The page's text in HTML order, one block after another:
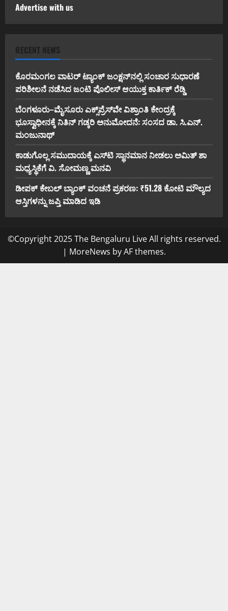
Advertise with us
RECENT NEWS
ಕೊರಮಂಗಲ ವಾಟರ್ ಟ್ಯಾಂಕ್ ಜಂಕ್ಷನ್‌ನಲ್ಲಿ ಸಂಚಾರ ಸುಧಾರಣೆ
ಪರಿಶೀಲನೆ ನಡೆಸಿದ ಜಂಟಿ ಪೊಲೀಸ್ ಆಯುಕ್ತ ಕಾರ್ತಿಕ್ ರೆಡ್ಡಿ
ಬೆಂಗಳೂರು–ಮೈಸೂರು ಎಕ್ಸ್‌ಪ್ರೆಸ್‌ವೇ ವಿಶ್ರಾಂತಿ ಕೇಂದ್ರಕ್ಕೆ
ಭೂಸ್ವಾಧೀನಕ್ಕೆ ನಿತಿನ್ ಗಡ್ಕರಿ ಅನುಮೋದನೆ: ಸಂಸದ ಡಾ. ಸಿ.ಎನ್.
ಮಂಜುನಾಥ್
ಕಾಡುಗೊಲ್ಲ ಸಮುದಾಯಕ್ಕೆ ಎಸ್‌ಟಿ ಸ್ಥಾನಮಾನ ನೀಡಲು ಅಮಿತ್ ಶಾ
ಮಧ್ಯಸ್ಥಿಕೆಗೆ ವಿ. ಸೋಮಣ್ಣ ಮನವಿ
ಡೀಪಕ್ ಕೇಬಲ್ ಬ್ಯಾಂಕ್ ವಂಚನೆ ಪ್ರಕರಣ: ₹51.28 ಕೋಟಿ ಮೌಲ್ಯದ
ಆಸ್ತಿಗಳನ್ನು ಜಪ್ತಿ ಮಾಡಿದ ಇಡಿ
©Copyright 2025 The Bengaluru Live All rights reserved.
| MoreNews by AF themes.